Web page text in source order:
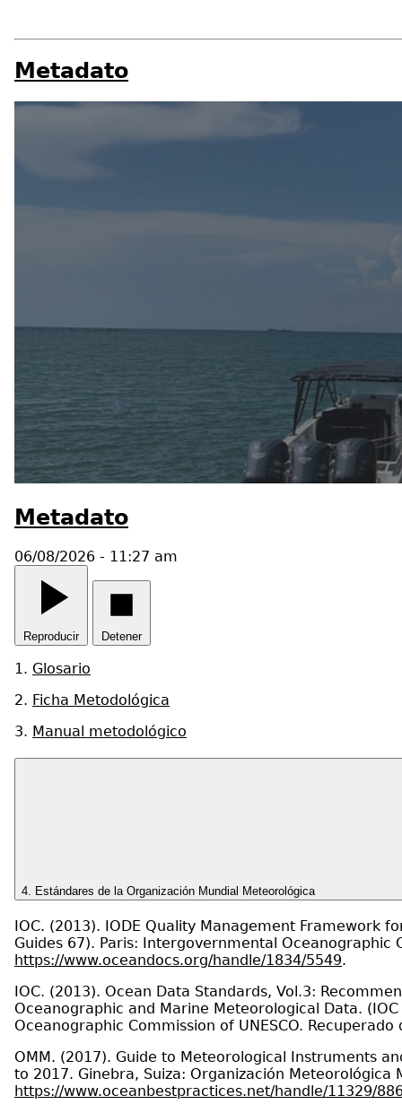
Metadato
Metadato
06/08/2026 - 11:27 am
Reproducir Detener
1. Glosario
2. Ficha Metodológica
3. Manual metodológico
4. Estándares de la Organización Mundial Meteorológica
IOC. (2013). IODE Quality Management Framework
Guides 67). Paris: Intergovernmental Oceanographic
https://www.oceandocs.org/handle/1834/5549.
IOC. (2013). Ocean Data Standards, Vol.3:
Oceanographic and Marine Meteorological Data.
Oceanographic Commission of UNESCO. Recuperado
OMM. (2017). Guide to Meteorological Instruments
to 2017. Ginebra, Suiza: Organización Meteorológica
https://www.oceanbestpractices.net/handle/11329/